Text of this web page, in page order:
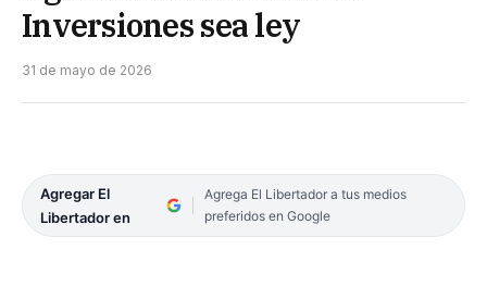
Inversiones sea ley
31 de mayo de 2026
Agregar El
Libertador en
Agrega El Libertador a tus medios
preferidos en Google